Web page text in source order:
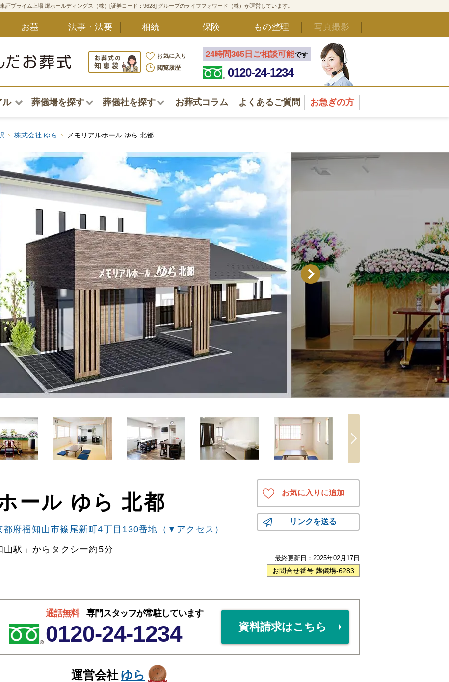
証プライム上場 燦ホールディングス（株）[証券コード：9628] グループのライフフォワード（株）が運営しています。
お墓 法事・法要 相続 保険 もの整理 写真撮影
お気に入り
閲覧履歴
24時間365日ご相談可能です
0120-24-1234
ル
アル一覧
ポート
葬儀後まで
平均相場
葬儀場を探す
北海道
東北・甲信越・北陸
関東
中部・東海
中国・四国
九州・沖縄
葬儀社を探す
東北・甲信越・北陸
中部・東海
中国・四国
九州・沖縄
お葬式コラム よくあるご質問 お急ぎの方
株式会社 ゆら メモリアルホール ゆら 北都
ール ゆら 北都
都府福知山市篠尾新町4丁目130番地（▼アクセス）
駅」からタクシー約5分
お気に入りに追加
リンクを送る
最終更新日： 2025年02月17日
お問合せ番号 葬儀場-6283
通話無料 専門スタッフが常駐しています
0120-24-1234 資料請求はこちら
運営会社 ゆら